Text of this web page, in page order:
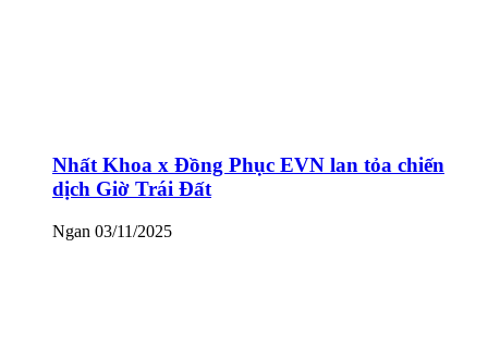
Nhất Khoa x Đồng Phục EVN lan tỏa chiến
dịch Giờ Trái Đất
Ngan 03/11/2025